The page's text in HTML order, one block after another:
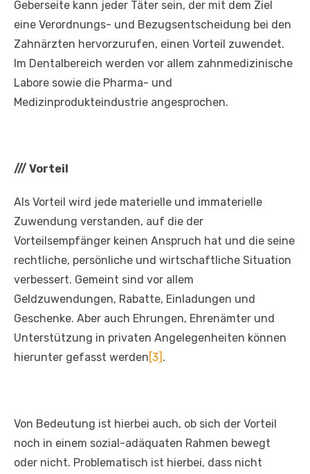
Geberseite kann jeder Täter sein, der mit dem Ziel
eine Verordnungs- und Bezugsentscheidung bei den
Zahnärzten hervorzurufen, einen Vorteil zuwendet.
Im Dentalbereich werden vor allem zahnmedizinische
Labore sowie die Pharma- und
Medizinprodukteindustrie angesprochen.
/// Vorteil
Als Vorteil wird jede materielle und immaterielle
Zuwendung verstanden, auf die der
Vorteilsempfänger keinen Anspruch hat und die seine
rechtliche, persönliche und wirtschaftliche Situation
verbessert. Gemeint sind vor allem
Geldzuwendungen, Rabatte, Einladungen und
Geschenke. Aber auch Ehrungen, Ehrenämter und
Unterstützung in privaten Angelegenheiten können
hierunter gefasst werden[3] .
Von Bedeutung ist hierbei auch, ob sich der Vorteil
noch in einem sozial-adäquaten Rahmen bewegt
oder nicht. Problematisch ist hierbei, dass nicht